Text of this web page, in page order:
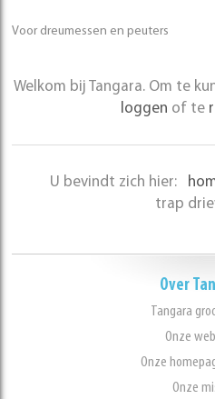
Voor dreumessen en peuters
Welkom bij Tangara. Om te
loggen of te
U bevindt zich hier:
trap
Over
Tangara
Onze
Onze
Onze